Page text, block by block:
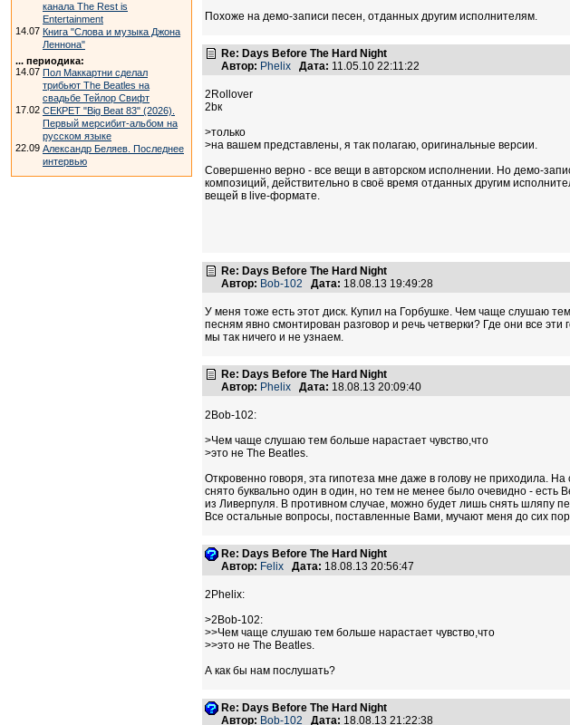
канала The Rest is
Entertainment
14.07 Книга "Слова и музыка Джона
Леннона"
... периодика:
14.07 Пол Маккартни сделал
трибьют The Beatles на
свадьбе Тейлор Свифт
17.02 СЕКРЕТ "Big Beat 83" (2026).
Первый мерсибит-альбом на
русском языке
22.09 Александр Беляев. Последнее
интервью
Похоже на демо-записи песен, отданных другим исполнителям.
Re: Days Before The Hard Night
Автор: Phelix Дата: 11.05.10 22:11:22
2Rollover
2bк
>только
>на вашем представлены, я так полагаю, оригинальные версии.
Совершенно верно - все вещи в авторском исполнении. Но демо-
композиций, действительно в своё время отданных другим
вещей в live-формате.
Re: Days Before The Hard Night
Автор: Bob-102 Дата: 18.08.13 19:49:28
У меня тоже есть этот диск. Купил на Горбушке. Чем чаще слушаю
песням явно смонтирован разговор и речь четверки? Где они все
мы так ничего и не узнаем.
Re: Days Before The Hard Night
Автор: Phelix Дата: 18.08.13 20:09:40
2Bob-102:
>Чем чаще слушаю тем больше нарастает чувство,что
>это не The Beatles.
Откровенно говоря, эта гипотеза мне даже в голову не приходила.
снято буквально один в один, но тем не менее было очевидно - есть
из Ливерпуля. В противном случае, можно будет лишь снять шляпу
Все остальные вопросы, поставленные Вами, мучают меня до сих
Re: Days Before The Hard Night
Автор: Felix Дата: 18.08.13 20:56:47
2Phelix:
>2Bob-102:
>>Чем чаще слушаю тем больше нарастает чувство,что
>>это не The Beatles.
А как бы нам послушать?
Re: Days Before The Hard Night
Автор: Bob-102 Дата: 18.08.13 21:22:38